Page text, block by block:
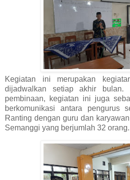
Kegiatan ini merupakan
dijadwalkan setiap akhir bulan.
pembinaan, kegiatan ini juga
berkomunikasi antara pengurus
Ranting dengan guru dan
Semanggi yang berjumlah 32 orang.